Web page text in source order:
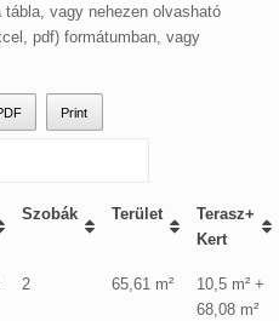
vagy nehezen olvasható
pdf) formátumban, vagy
Print
Szobák Terület
Terasz+
Kert
2 65,61 m²
10,5 m² +
68,08 m²